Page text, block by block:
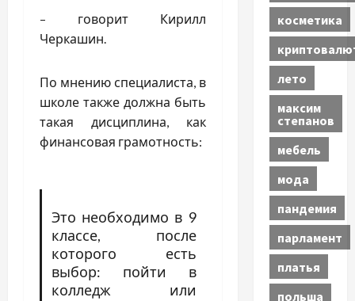
– говорит Кирилл
Черкашин.
По мнению специалиста, в
школе также должна быть
такая дисциплина, как
финансовая грамотность:
Это необходимо в 9
классе, после
которого есть
выбор: пойти в
колледж или
косметика
лето
максим
степанов
мебель
мода
пандемия
парламент
платья
польша